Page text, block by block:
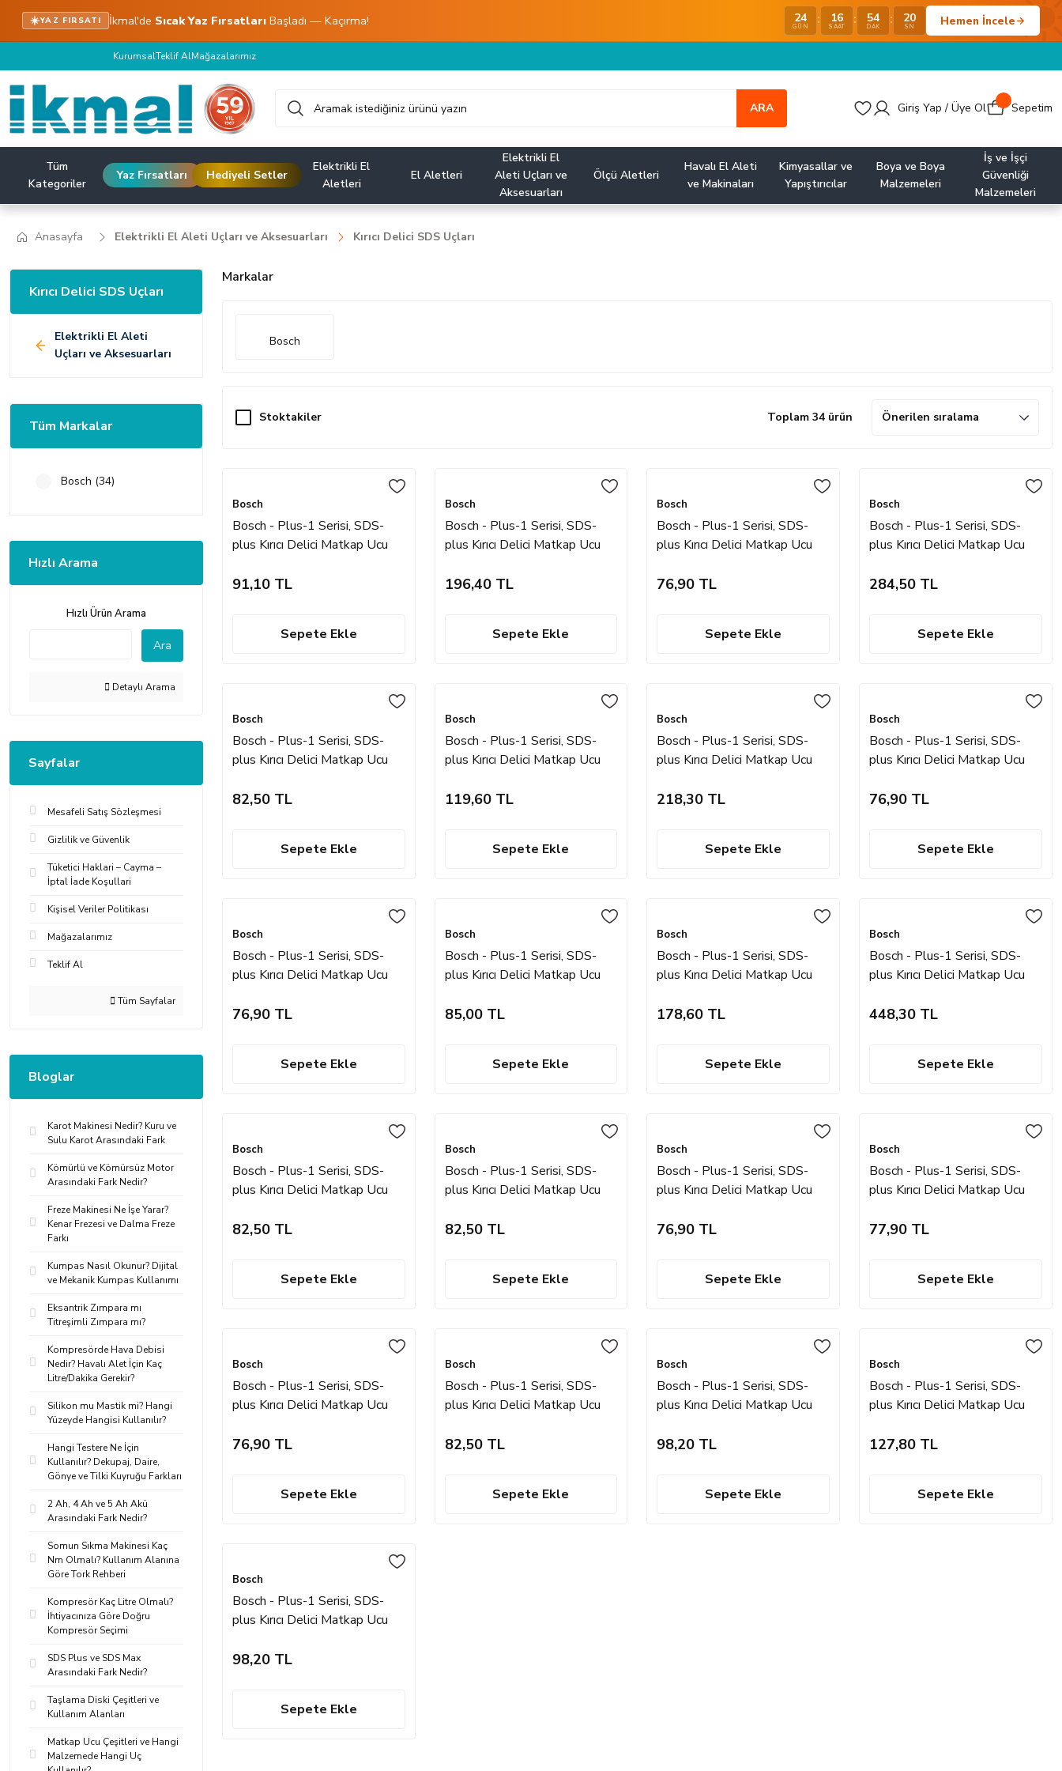
☀️YAZ FIRSATI İkmal'de Sıcak Yaz Fırsatları Başladı — Kaçırma! 24
GÜN : 16
SAAT : 54
DAK : 19
SN Hemen İncele
KurumsalTeklif AlMağazalarımız
ARA Giriş Yap / Üye Ol Sepetim
Tüm
Kategoriler
Yaz Fırsatları Hediyeli Setler
Elektrikli El
Aletleri
El Aletleri
Elektrikli El
Aleti Uçları ve
Aksesuarları
Ölçü Aletleri
Havalı El Aleti
ve Makinaları
Kimyasallar ve
Yapıştırıcılar
Boya ve Boya
Malzemeleri
İş ve İşçi
Güvenliği
Malzemeleri
Anasayfa Elektrikli El Aleti Uçları ve Aksesuarları Kırıcı Delici SDS Uçları
Kırıcı Delici SDS Uçları
Elektrikli El Aleti
Uçları ve Aksesuarları
Tüm Markalar
Bosch (34)
Hızlı Arama
Hızlı Ürün Arama
Ara
Detaylı Arama
Sayfalar
Mesafeli Satış Sözleşmesi
Gizlilik ve Güvenlik
Tüketici Haklari – Cayma –
İptal İade Koşullari
Kişisel Veriler Politikası
Mağazalarımız
Teklif Al
Tüm Sayfalar
Bloglar
Karot Makinesi Nedir? Kuru ve
Sulu Karot Arasındaki Fark
Kömürlü ve Kömürsüz Motor
Arasındaki Fark Nedir?
Freze Makinesi Ne İşe Yarar?
Kenar Frezesi ve Dalma Freze
Farkı
Kumpas Nasıl Okunur? Dijital
ve Mekanik Kumpas Kullanımı
Eksantrik Zımpara mı
Titreşimli Zımpara mı?
Kompresörde Hava Debisi
Nedir? Havalı Alet İçin Kaç
Litre/Dakika Gerekir?
Silikon mu Mastik mi? Hangi
Yüzeyde Hangisi Kullanılır?
Hangi Testere Ne İçin
Kullanılır? Dekupaj, Daire,
Gönye ve Tilki Kuyruğu Farkları
2 Ah, 4 Ah ve 5 Ah Akü
Arasındaki Fark Nedir?
Somun Sıkma Makinesi Kaç
Nm Olmalı? Kullanım Alanına
Göre Tork Rehberi
Kompresör Kaç Litre Olmalı?
İhtiyacınıza Göre Doğru
Kompresör Seçimi
SDS Plus ve SDS Max
Arasındaki Fark Nedir?
Taşlama Diski Çeşitleri ve
Kullanım Alanları
Matkap Ucu Çeşitleri ve Hangi
Malzemede Hangi Uç
Markalar
Bosch
Stoktakiler Toplam 34 ürün
Bosch
Bosch - Plus-1 Serisi, SDS-
plus Kırıcı Delici Matkap Ucu
91,10 TL
Sepete Ekle
Bosch
Bosch - Plus-1 Serisi, SDS-
plus Kırıcı Delici Matkap Ucu
196,40 TL
Sepete Ekle
Bosch
Bosch - Plus-1 Serisi, SDS-
plus Kırıcı Delici Matkap Ucu
76,90 TL
Sepete Ekle
Bosch
Bosch - Plus-1 Serisi, SDS-
plus Kırıcı Delici Matkap Ucu
284,50 TL
Sepete Ekle
Bosch
Bosch - Plus-1 Serisi, SDS-
plus Kırıcı Delici Matkap Ucu
82,50 TL
Sepete Ekle
Bosch
Bosch - Plus-1 Serisi, SDS-
plus Kırıcı Delici Matkap Ucu
119,60 TL
Sepete Ekle
Bosch
Bosch - Plus-1 Serisi, SDS-
plus Kırıcı Delici Matkap Ucu
218,30 TL
Sepete Ekle
Bosch
Bosch - Plus-1 Serisi, SDS-
plus Kırıcı Delici Matkap Ucu
76,90 TL
Sepete Ekle
Bosch
Bosch - Plus-1 Serisi, SDS-
plus Kırıcı Delici Matkap Ucu
76,90 TL
Sepete Ekle
Bosch
Bosch - Plus-1 Serisi, SDS-
plus Kırıcı Delici Matkap Ucu
85,00 TL
Sepete Ekle
Bosch
Bosch - Plus-1 Serisi, SDS-
plus Kırıcı Delici Matkap Ucu
178,60 TL
Sepete Ekle
Bosch
Bosch - Plus-1 Serisi, SDS-
plus Kırıcı Delici Matkap Ucu
448,30 TL
Sepete Ekle
Bosch
Bosch - Plus-1 Serisi, SDS-
plus Kırıcı Delici Matkap Ucu
82,50 TL
Sepete Ekle
Bosch
Bosch - Plus-1 Serisi, SDS-
plus Kırıcı Delici Matkap Ucu
82,50 TL
Sepete Ekle
Bosch
Bosch - Plus-1 Serisi, SDS-
plus Kırıcı Delici Matkap Ucu
76,90 TL
Sepete Ekle
Bosch
Bosch - Plus-1 Serisi, SDS-
plus Kırıcı Delici Matkap Ucu
77,90 TL
Sepete Ekle
Bosch
Bosch - Plus-1 Serisi, SDS-
plus Kırıcı Delici Matkap Ucu
76,90 TL
Sepete Ekle
Bosch
Bosch - Plus-1 Serisi, SDS-
plus Kırıcı Delici Matkap Ucu
82,50 TL
Sepete Ekle
Bosch
Bosch - Plus-1 Serisi, SDS-
plus Kırıcı Delici Matkap Ucu
98,20 TL
Sepete Ekle
Bosch
Bosch - Plus-1 Serisi, SDS-
plus Kırıcı Delici Matkap Ucu
127,80 TL
Sepete Ekle
Bosch
Bosch - Plus-1 Serisi, SDS-
plus Kırıcı Delici Matkap Ucu
98,20 TL
Sepete Ekle